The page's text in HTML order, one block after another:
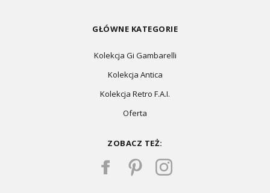
GŁÓWNE KATEGORIE
Kolekcja Gi Gambarelli
Kolekcja Antica
Kolekcja Retro F.A.I.
Oferta
ZOBACZ TEŻ: